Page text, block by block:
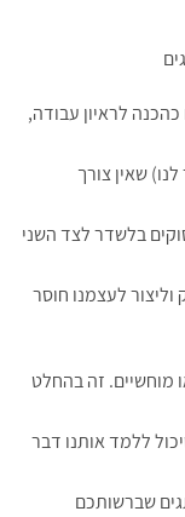
לראיון עבודה,
שאין צורך
בלשדר לצד השני
לעצמנו חוסר
מוחשיים. זה בהחלט
ללמד אותנו דבר
שברשותכם